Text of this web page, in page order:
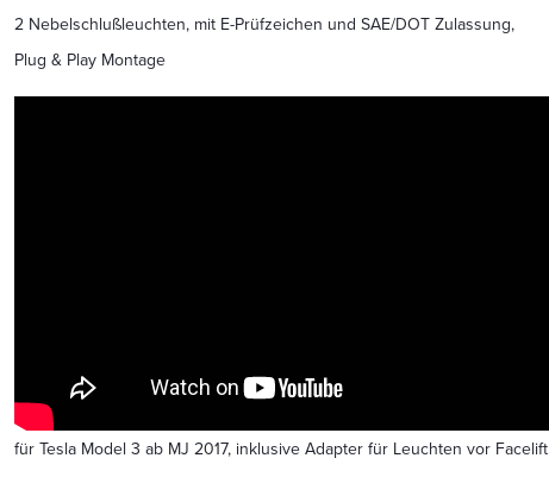
2 Nebelschlußleuchten, mit E-Prüfzeichen und SAE/DOT Zulassung,
Plug & Play Montage
für Tesla Model 3 ab MJ 2017, inklusive Adapter für Leuchten vor Facelift